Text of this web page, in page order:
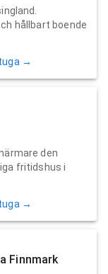
hållbart boende
→
den
fritidshus i
→
Finnmark